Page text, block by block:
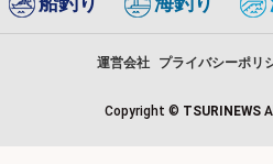
運営会社 プライバシーポリ
Copyright © TSURINEWS